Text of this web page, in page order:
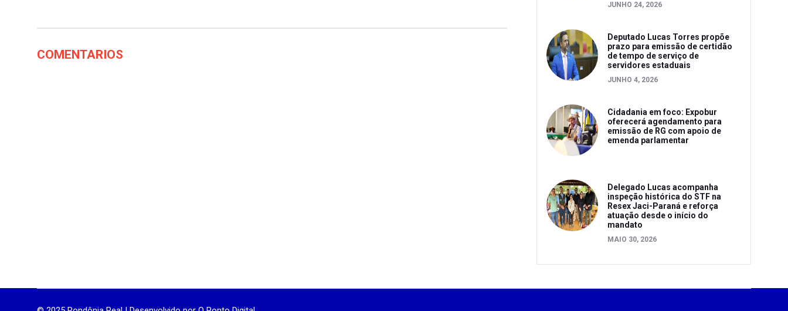
COMENTARIOS
JUNHO 24, 2026
Deputado Lucas Torres propõe
prazo para emissão de certidão
de tempo de serviço de
servidores estaduais
JUNHO 4, 2026
Cidadania em foco: Expobur
oferecerá agendamento para
emissão de RG com apoio de
emenda parlamentar
Delegado Lucas acompanha
inspeção histórica do STF na
Resex Jaci-Paraná e reforça
atuação desde o início do
mandato
MAIO 30, 2026